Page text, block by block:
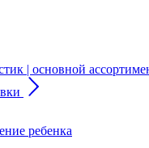
| основной
ребенка